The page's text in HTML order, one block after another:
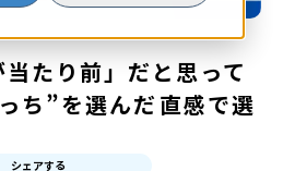
当たり前」だと思って
ち”を選んだ――直感で選
シェアする